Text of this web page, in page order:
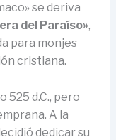
se deriva
del Paraíso»,
para monjes
cristiana.
525 d.C., pero
A la
dedicar su